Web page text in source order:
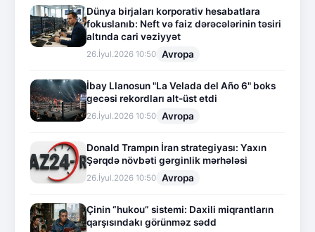
Dünya birjaları korporativ hesabatlara
fokuslanıb: Neft və faiz dərəcələrinin təsiri
altında cari vəziyyət
26.İyul.2026 10:50 Avropa
İbay Llanosun "La Velada del Año 6" boks
gecəsi rekordları alt-üst etdi
26.İyul.2026 10:50 Avropa
Donald Trampın İran strategiyası: Yaxın
Şərqdə növbəti gərginlik mərhələsi
26.İyul.2026 10:50 Avropa
Çinin “hukou” sistemi: Daxili miqrantların
qarşısındakı görünməz sədd